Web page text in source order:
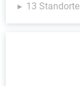
13 Standorte